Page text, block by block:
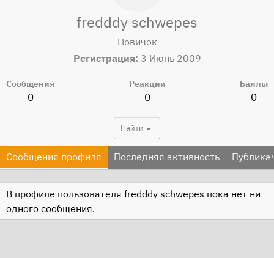
fredddy schwepes
Новичок
Регистрация 3 Июнь 2009
Сообщения
0
Реакции
0
Баллы
0
Найти
Сообщения профиля Последняя активность
В профиле пользователя fredddy schwepes пока нет ни
одного сообщения.